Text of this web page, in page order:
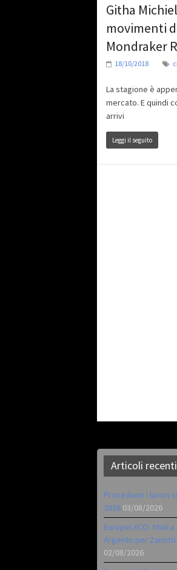
Githa
movimenti
Mondraker
18/10/2018
La stagione è
mercato. E quindi
arrivi
Leggi il seguito
Articoli recenti
Procedono i lavori
2026 03/08/2026
Europei XCO: titoli
Argento per
02/08/2026